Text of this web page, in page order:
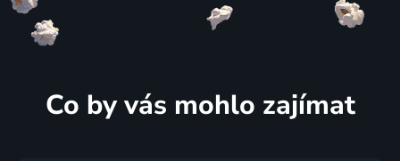
Co by vás mohlo zajímat